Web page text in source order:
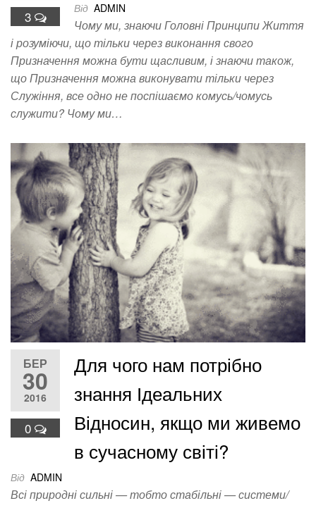
3 Від ADMIN
Чому ми, знаючи Головні Принципи Життя
і розуміючи, що тільки через виконання свого
Призначення можна бути щасливим, і знаючи також,
що Призначення можна виконувати тільки через
Служіння, все одно не поспішаємо комусь/чомусь
служити? Чому ми…
БЕР
30
2016
0
Для чого нам потрібно
знання Ідеальних
Відносин, якщо ми живемо
в сучасному світі?
Від ADMIN
Всі природні сильні — тобто стабільні — системи/